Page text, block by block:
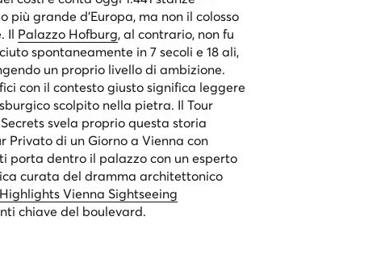
più grande d'Europa, ma non il colosso
Il Palazzo Hofburg, al contrario, non fu
spontaneamente in 7 secoli e 18 ali,
un proprio livello di ambizione.
con il contesto giusto significa leggere
scolpito nella pietra. Il Tour
svela proprio questa storia
Privato di un Giorno a Vienna con
porta dentro il palazzo con un esperto
curata del dramma architettonico
Vienna Sightseeing
chiave del boulevard.